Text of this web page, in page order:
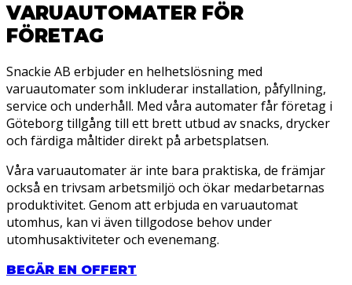
VARUAUTOMATER FÖR
FÖRETAG
Snackie AB erbjuder en helhetslösning med
varuautomater som inkluderar installation, påfyllning,
service och underhåll. Med våra automater får företag i
Göteborg tillgång till ett brett utbud av snacks, drycker
och färdiga måltider direkt på arbetsplatsen.
Våra varuautomater är inte bara praktiska, de främjar
också en trivsam arbetsmiljö och ökar medarbetarnas
produktivitet. Genom att erbjuda en varuautomat
utomhus, kan vi även tillgodose behov under
utomhusaktiviteter och evenemang.
BEGÄR EN OFFERT